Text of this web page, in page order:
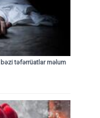
bəzi təfərrüatlar məlum